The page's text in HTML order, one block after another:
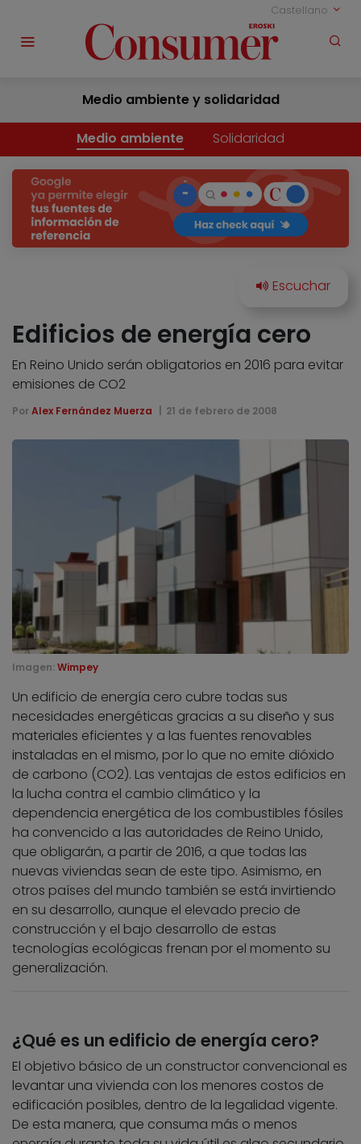
Castellano
Medio ambiente y solidaridad
Medio ambiente Solidaridad
Edificios de energía cero
En Reino Unido serán obligatorios en 2016 para evitar
emisiones de CO2
Por Alex Fernández Muerza 21 de febrero de 2008
Imagen: Wimpey
Un edificio de energía cero cubre todas sus
necesidades energéticas gracias a su diseño y sus
materiales eficientes y a las fuentes renovables
instaladas en el mismo, por lo que no emite dióxido
de carbono (CO2). Las ventajas de estos edificios en
la lucha contra el cambio climático y la
dependencia energética de los combustibles fósiles
ha convencido a las autoridades de Reino Unido,
que obligarán, a partir de 2016, a que todas las
nuevas viviendas sean de este tipo. Asimismo, en
otros países del mundo también se está invirtiendo
en su desarrollo, aunque el elevado precio de
construcción y el bajo desarrollo de estas
tecnologías ecológicas frenan por el momento su
generalización.
¿Qué es un edificio de energía cero?
El objetivo básico de un constructor convencional es
levantar una vivienda con los menores costos de
edificación posibles, dentro de la legalidad vigente.
De esta manera, que consuma más o menos